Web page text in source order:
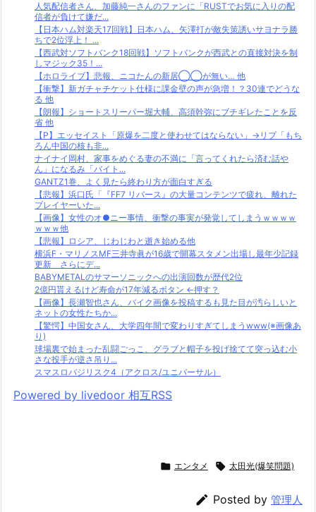
人気配信者さん、加藤純一さんのファンに「RUSTでお気に入りの配
信者が負けて嫌だ...
【日本ハム対楽天17回戦】日本ハム、矢澤打が敵失策誘いサヨナラ勝
ちで2位浮上！ ...
【西武対ソフトバンク18回戦】ソフトバンクが西武との直接対決を制
しマジック35！...
【ホロライブ】悲報、ニコたんの新居◯◯が無い… 他
【衝撃】新ガチャチケット仕様に課金壁の声が急増！？30連でどうな
る 他
【朗報】ショートスリーパー堀大輔、高須幹弥にブチギレたことを反
省 他
【P】エッセイスト「原爆を二度と使わせてはならない」→リプ「もち
ろん中国の核も非...
ナイナイ岡村、家事をめぐる妻の不満に「言ってくれたら済む話や
ん」になるみ「バイト...
GANTZ1巻、よく見たら終わり方が面白すぎる
【悲報】浜口氏「『FF7 リバース』の大量コンテンツで疲れ、離れた
プレイヤーいた...
【画像】女性のオ●ニー事情、衝撃の事実が発覚してしまうｗｗｗｗ
ｗｗｗ他
【悲報】ロシア、じわじわと逝き始める他
横浜F・マリノスMF三井寺眞が16歳で開幕スタメン出場し最年少記録
更新 さらにデ...
BABYMETALのサマーソニックへの出演回数が歴代2位
2億円貰えるけど寿命が17年減るボタン ←押す？
【画像】長瀬智也さん、バイク画像を投稿するも見た目が汚らしいと
ネットの女性たちか...
【驚愕】中国女さん、大学四年間で変わりすぎてしまうwww(※画像あ
り)
球場裏で始まった乱闘ごっこ、グラブと帽子を投げ捨てて突っ込む小
さな投手が逆さ吊り...
スマスロバジリスク4（アクロス/ユニバーサル）
Powered by livedoor 相互RSS
 エンタメ  太田光(爆笑問題)
 Posted by 管理人